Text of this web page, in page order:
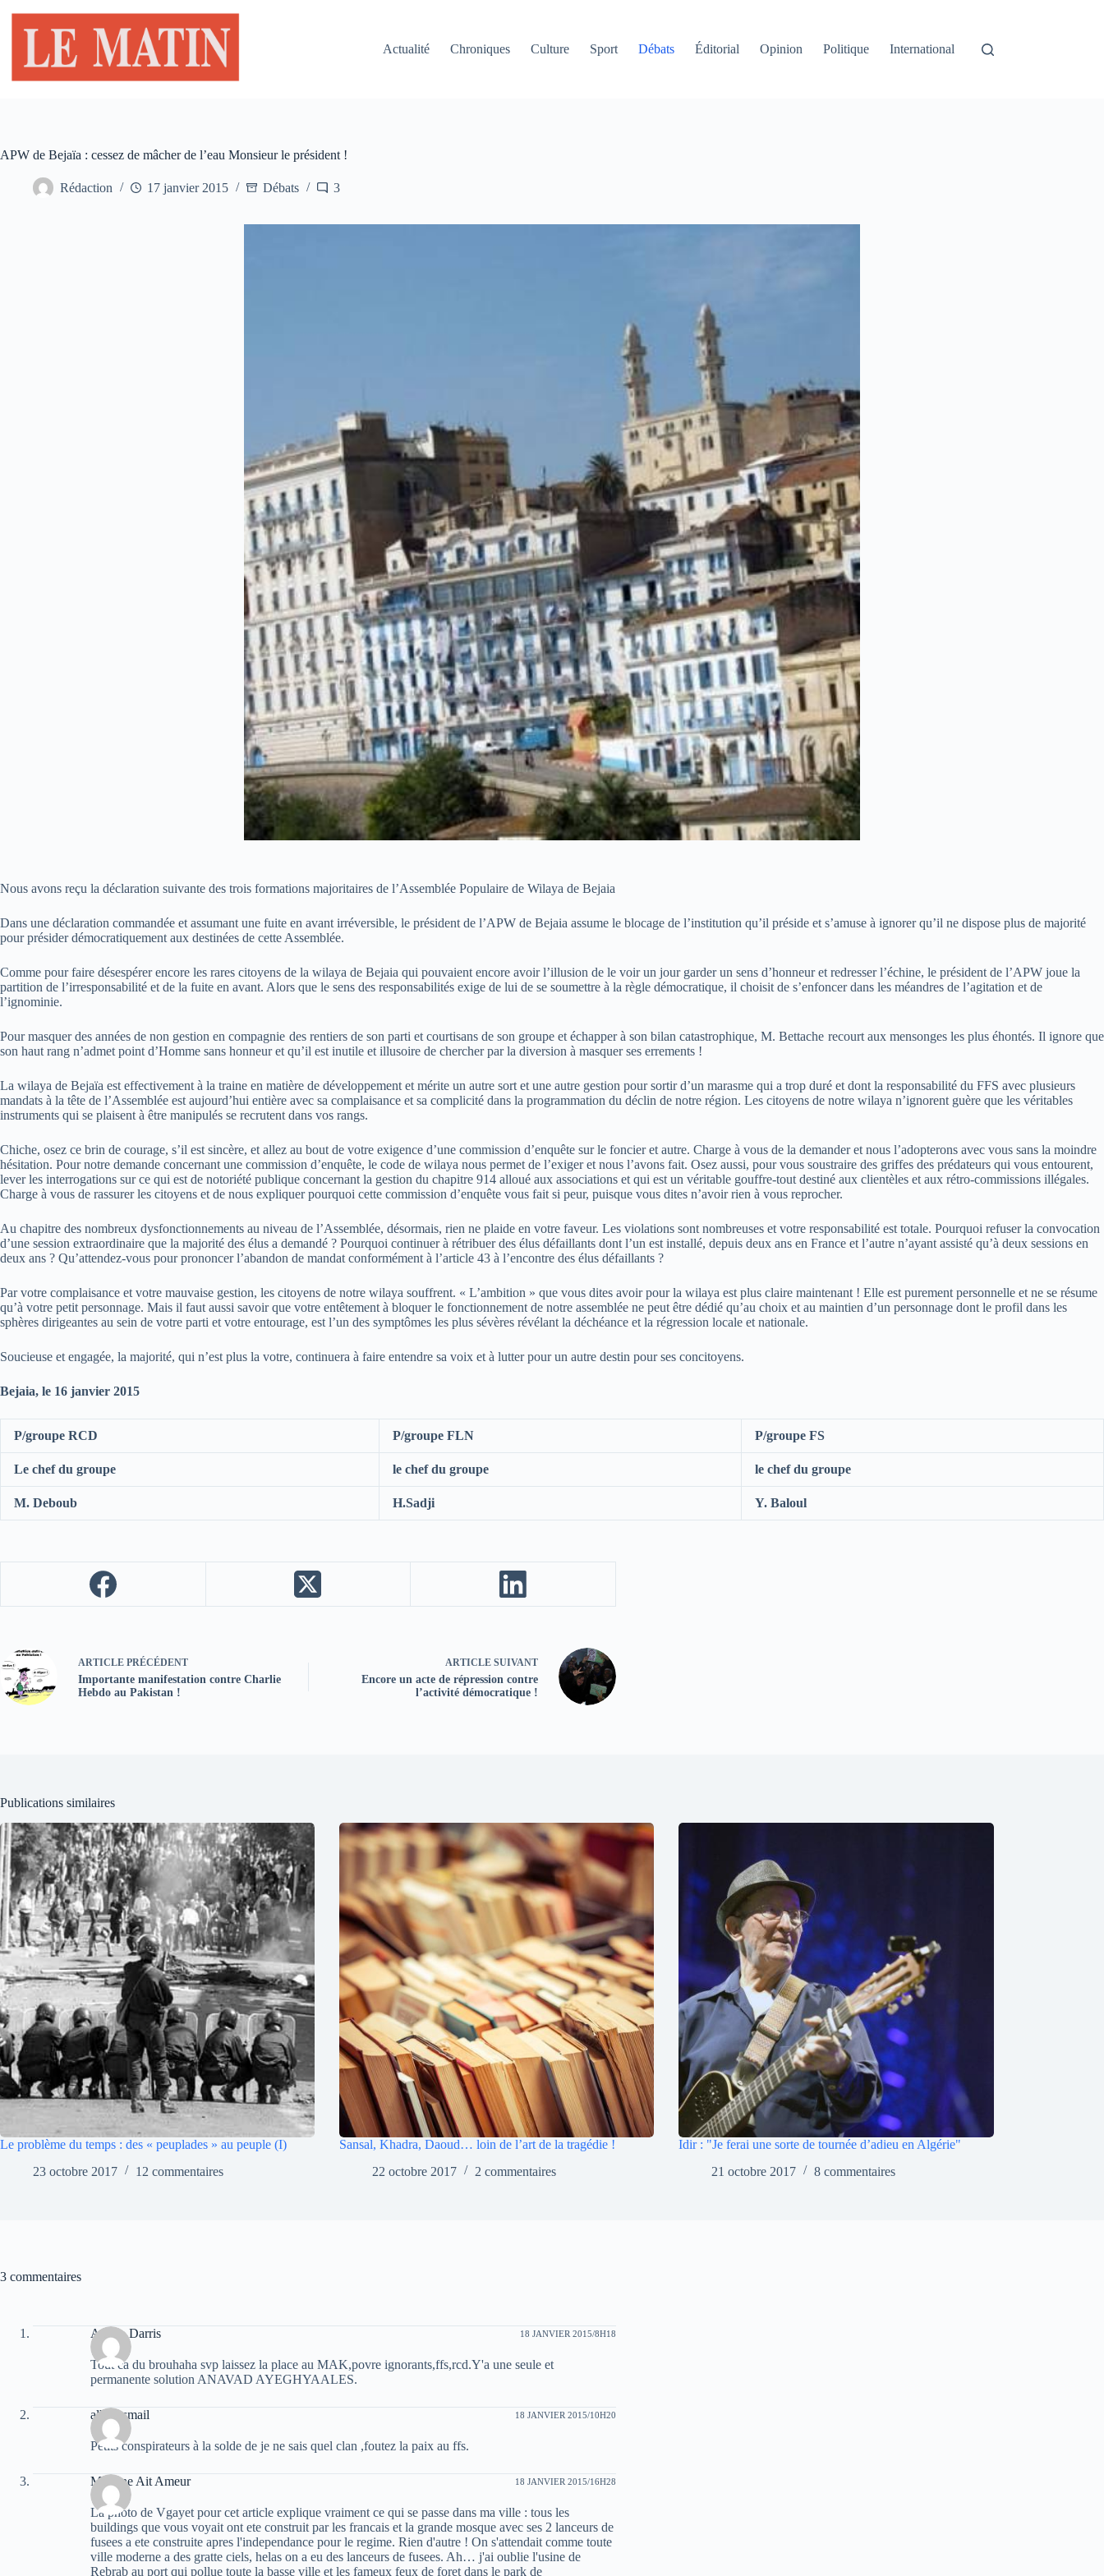
contenu
Actualité
Chroniques Culture Sport Débats Éditorial Opinion Politique International
APW de Bejaïa : cessez de mâcher de l’eau Monsieur le président !
Rédaction 17 janvier 2015 Débats 3
Nous avons reçu la déclaration suivante des trois formations majoritaires de l’Assemblée Populaire de Wilaya de Bejaia
Dans une déclaration commandée et assumant une fuite en avant irréversible, le président de l’APW de Bejaia assume le blocage de l’institution qu’il préside et s’amuse à ignorer qu’il ne dispose plus de majorité
pour présider démocratiquement aux destinées de cette Assemblée.
Comme pour faire désespérer encore les rares citoyens de la wilaya de Bejaia qui pouvaient encore avoir l’illusion de le voir un jour garder un sens d’honneur et redresser l’échine, le président de l’APW joue la
partition de l’irresponsabilité et de la fuite en avant. Alors que le sens des responsabilités exige de lui de se soumettre à la règle démocratique, il choisit de s’enfoncer dans les méandres de l’agitation et de
l’ignominie.
Pour masquer des années de non gestion en compagnie des rentiers de son parti et courtisans de son groupe et échapper à son bilan catastrophique, M. Bettache recourt aux mensonges les plus éhontés. Il ignore que
son haut rang n’admet point d’Homme sans honneur et qu’il est inutile et illusoire de chercher par la diversion à masquer ses errements !
La wilaya de Bejaïa est effectivement à la traine en matière de développement et mérite un autre sort et une autre gestion pour sortir d’un marasme qui a trop duré et dont la responsabilité du FFS avec plusieurs
mandats à la tête de l’Assemblée est aujourd’hui entière avec sa complaisance et sa complicité dans la programmation du déclin de notre région. Les citoyens de notre wilaya n’ignorent guère que les véritables
instruments qui se plaisent à être manipulés se recrutent dans vos rangs.
Chiche, osez ce brin de courage, s’il est sincère, et allez au bout de votre exigence d’une commission d’enquête sur le foncier et autre. Charge à vous de la demander et nous l’adopterons avec vous sans la moindre
hésitation. Pour notre demande concernant une commission d’enquête, le code de wilaya nous permet de l’exiger et nous l’avons fait. Osez aussi, pour vous soustraire des griffes des prédateurs qui vous entourent,
lever les interrogations sur ce qui est de notoriété publique concernant la gestion du chapitre 914 alloué aux associations et qui est un véritable gouffre-tout destiné aux clientèles et aux rétro-commissions illégales.
Charge à vous de rassurer les citoyens et de nous expliquer pourquoi cette commission d’enquête vous fait si peur, puisque vous dites n’avoir rien à vous reprocher.
Au chapitre des nombreux dysfonctionnements au niveau de l’Assemblée, désormais, rien ne plaide en votre faveur. Les violations sont nombreuses et votre responsabilité est totale. Pourquoi refuser la convocation
d’une session extraordinaire que la majorité des élus a demandé ? Pourquoi continuer à rétribuer des élus défaillants dont l’un est installé, depuis deux ans en France et l’autre n’ayant assisté qu’à deux sessions en
deux ans ? Qu’attendez-vous pour prononcer l’abandon de mandat conformément à l’article 43 à l’encontre des élus défaillants ?
Par votre complaisance et votre mauvaise gestion, les citoyens de notre wilaya souffrent. « L’ambition » que vous dites avoir pour la wilaya est plus claire maintenant ! Elle est purement personnelle et ne se résume
qu’à votre petit personnage. Mais il faut aussi savoir que votre entêtement à bloquer le fonctionnement de notre assemblée ne peut être dédié qu’au choix et au maintien d’un personnage dont le profil dans les
sphères dirigeantes au sein de votre parti et votre entourage, est l’un des symptômes les plus sévères révélant la déchéance et la régression locale et nationale.
Soucieuse et engagée, la majorité, qui n’est plus la votre, continuera à faire entendre sa voix et à lutter pour un autre destin pour ses concitoyens.
Bejaia, le 16 janvier 2015
P/groupe RCD P/groupe FLN P/groupe FS
Le chef du groupe le chef du groupe le chef du groupe
M. Deboub H.Sadji Y. Baloul
ARTICLE PRÉCÉDENT
Importante manifestation contre Charlie
Hebdo au Pakistan !
ARTICLE SUIVANT
Encore un acte de répression contre
l’activité démocratique !
Publications similaires
Le problème du temps : des « peuplades » au peuple (I)
23 octobre 2017
12 commentaires
Sansal, Khadra, Daoud… loin de l’art de la tragédie !
22 octobre 2017
2 commentaires
Idir : "Je ferai une sorte de tournée d’adieu en Algérie"
21 octobre 2017
8 commentaires
3 commentaires
Afalco Darris 18 JANVIER 2015/8H18
Tout ca du brouhaha svp laissez la place au MAK,povre ignorants,ffs,rcd.Y'a une seule et
permanente solution ANAVAD AYEGHYAALES.
albert smail 18 JANVIER 2015/10H20
Petits conspirateurs à la solde de je ne sais quel clan ,foutez la paix au ffs.
Massine Ait Ameur 18 JANVIER 2015/16H28
La photo de Vgayet pour cet article explique vraiment ce qui se passe dans ma ville : tous les
buildings que vous voyait ont ete construit par les francais et la grande mosque avec ses 2 lanceurs de
fusees a ete construite apres l'independance pour le regime. Rien d'autre ! On s'attendait comme toute
ville moderne a des gratte ciels, helas on a eu des lanceurs de fusees. Ah… j'ai oublie l'usine de
Rebrab au port qui pollue toute la basse ville et les fameux feux de foret dans le park de